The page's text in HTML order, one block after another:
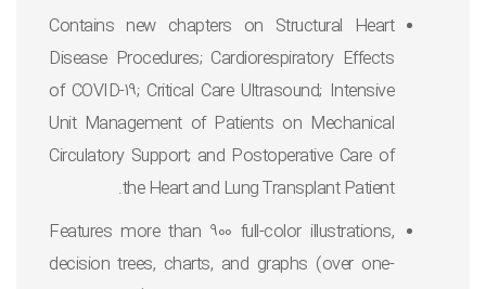
Contains new chapters on Structural Heart
Disease Procedures; Cardiorespiratory Effects
of COVID-19; Critical Care Ultrasound; Intensive
Unit Management of Patients on Mechanical
Circulatory Support; and Postoperative Care of
the Heart and Lung Transplant Patient.
Features more than 900 full-color illustrations,
decision trees, charts, and graphs (over one-